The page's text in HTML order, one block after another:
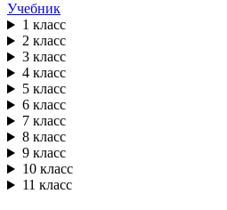
Учебник
1 класс
2 класс
3 класс
4 класс
5 класс
6 класс
7 класс
8 класс
9 класс
10 класс
11 класс